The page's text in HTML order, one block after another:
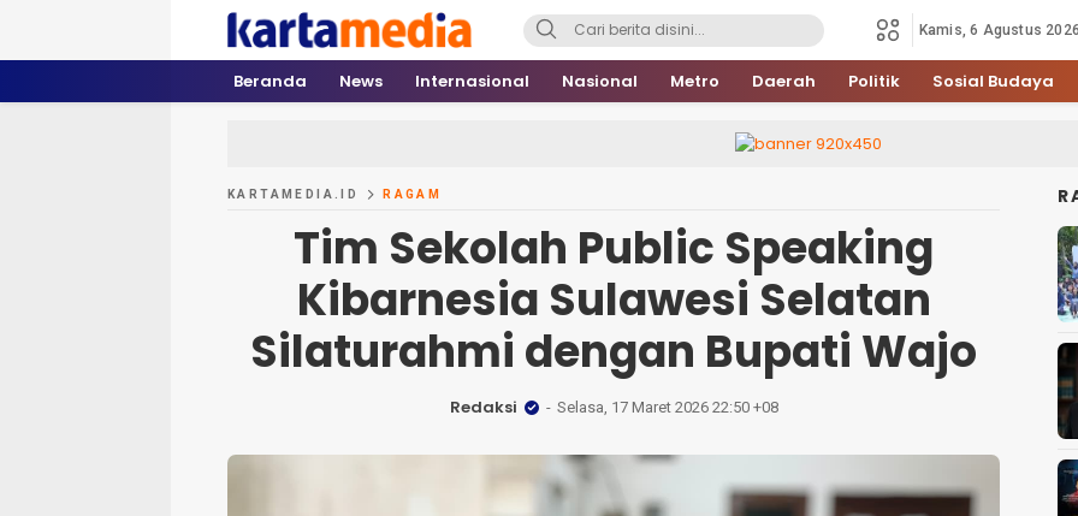
kartamedia.id
Jujur Mengabari
Kamis, 6 Agustus 2026
Beranda News Internasional Nasional Metro Daerah Politik Sosial Budaya
KARTAMEDIA.ID RAGAM
Tim Sekolah Public Speaking
Kibarnesia Sulawesi Selatan
Silaturahmi dengan Bupati Wajo
Redaksi Selasa, 17 Maret 2026 22:50 +08